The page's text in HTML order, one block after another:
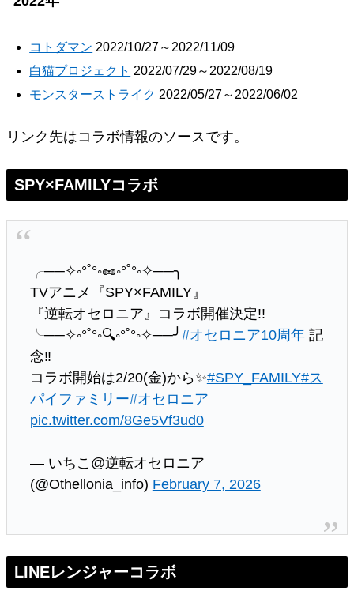
コトダマン 2022/10/27～2022/11/09
白猫プロジェクト 2022/07/29～2022/08/19
モンスターストライク 2022/05/27～2022/06/02
リンク先はコラボ情報のソースです。
SPY×FAMILYコラボ
╭──✧◦°˚°◦🥜◦°˚°◦✧──╮
TVアニメ『SPY×FAMILY』
『逆転オセロニア』コラボ開催決定!!
╰──✧◦°˚°◦🔍◦°˚°◦✧──╯ #オセロニア10周年記
念‼️
コラボ開始は2/20(金)から✨️#SPY_FAMILY#ス
パイファミリー#オセロニア
pic.twitter.com/8Ge5Vf3ud0
— いちこ@逆転オセロニア
(@Othellonia_info) February 7, 2026
LINEレンジャーコラボ